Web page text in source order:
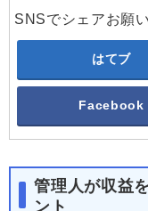
SNSでシェアお願
はてブ
Facebook
管理人が収益
ント